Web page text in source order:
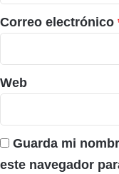
*
Correo electrónico
Web
Guarda mi
este navegador